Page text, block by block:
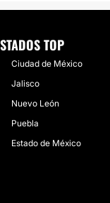
TOP
Ciudad de México
Jalisco
Nuevo León
Puebla
Estado de México